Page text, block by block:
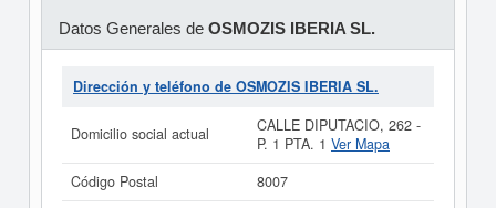
Datos Generales de OSMOZIS IBERIA SL.
Dirección y teléfono de OSMOZIS IBERIA SL.
Domicilio social actual
CALLE DIPUTACIO, 262 -
P. 1 PTA. 1 Ver Mapa
Código Postal
8007